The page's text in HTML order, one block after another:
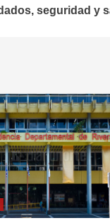
seguridad y